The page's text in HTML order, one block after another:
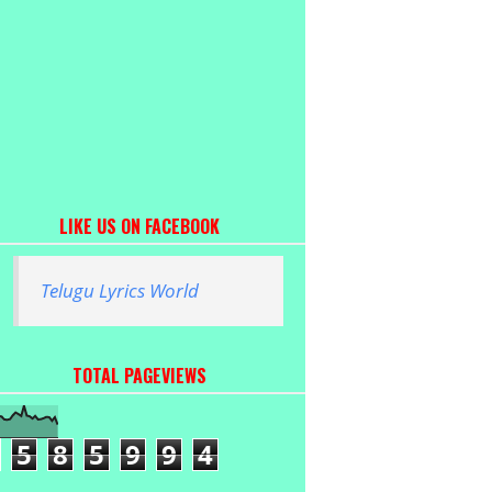
LIKE US ON FACEBOOK
Telugu Lyrics World
TOTAL PAGEVIEWS
5 8 5 9 9 4